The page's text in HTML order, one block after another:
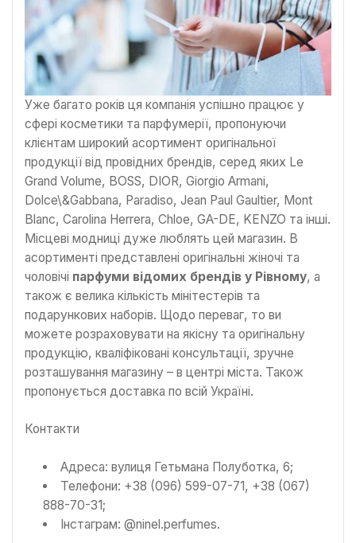
Уже багато років ця компанія успішно працює у
сфері косметики та парфумерії, пропонуючи
клієнтам широкий асортимент оригінальної
продукції від провідних брендів, серед яких Le
Grand Volume, BOSS, DIOR, Giorgio Armani,
Dolce\&Gabbana, Paradiso, Jean Paul Gaultier, Mont
Blanc, Carolina Herrera, Chloe, GA-DE, KENZO та інші.
Місцеві модниці дуже люблять цей магазин. В
асортименті представлені оригінальні жіночі та
чоловічі парфуми відомих брендів у Рівному, а
також є велика кількість мінітестерів та
подарункових наборів. Щодо переваг, то ви
можете розраховувати на якісну та оригінальну
продукцію, кваліфіковані консультації, зручне
розташування магазину – в центрі міста. Також
пропонується доставка по всій Україні.
Контакти
Адреса: вулиця Гетьмана Полуботка, 6;
Телефони: +38 (096) 599-07-71, +38 (067)
888-70-31;
Інстаграм: @ninel.perfumes.